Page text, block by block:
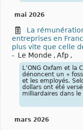
mai 2026
La
entreprises en
plus vite que celle
- Le Monde , Afp ,
L’ONG Oxfam et la
dénoncent un «
et les employés.
dollars ont été
milliardaires dans
mars 2026